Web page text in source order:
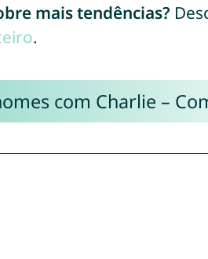
mais tendências?
.
com Charlie –